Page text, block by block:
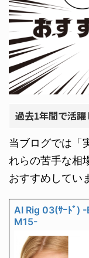
過去1年間で活躍
当ブログでは「
れらの苦手な相
おすすめしてい
AI Rig 03(ｻｰﾄﾞ) -
M15-